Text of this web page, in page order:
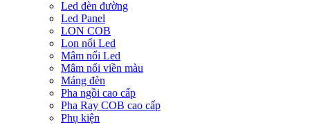
Led đèn đường
Led Panel
LON COB
Lon nổi Led
Mâm nổi Led
Mâm nổi viền màu
Máng đèn
Pha ngồi cao cấp
Pha Ray COB cao cấp
Phụ kiện